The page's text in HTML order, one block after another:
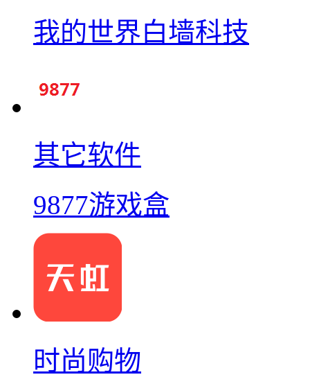
我的世界白墙科技
其它软件
9877游戏盒
时尚购物